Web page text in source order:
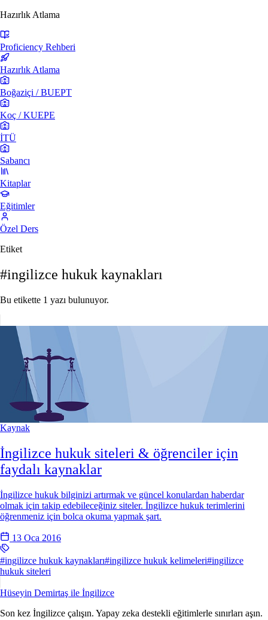
Hazırlık Atlama
Proficiency Rehberi
Hazırlık Atlama
Boğaziçi / BUEPT
Koç / KUEPE
İTÜ
Sabancı
Kitaplar
Eğitimler
Özel Ders
Etiket
#ingilizce hukuk kaynakları
Bu etikette 1 yazı bulunuyor.
Kaynak
İngilizce hukuk siteleri & öğrenciler için
faydalı kaynaklar
İngilizce hukuk bilginizi artırmak ve güncel konulardan haberdar
olmak için takip edebileceğiniz siteler. İngilizce hukuk terimlerini
öğrenmeniz için bolca okuma yapmak şart.
13 Oca 2016
#ingilizce hukuk kaynakları#ingilizce hukuk kelimeleri#ingilizce
hukuk siteleri
Hüseyin Demirtaş ile İngilizce
Son kez İngilizce çalışın. Yapay zeka destekli eğitimlerle sınırları aşın.